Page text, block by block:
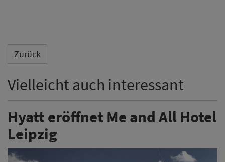
Zurück
Vielleicht auch interessant
Hyatt eröffnet Me and All Hotel
Leipzig